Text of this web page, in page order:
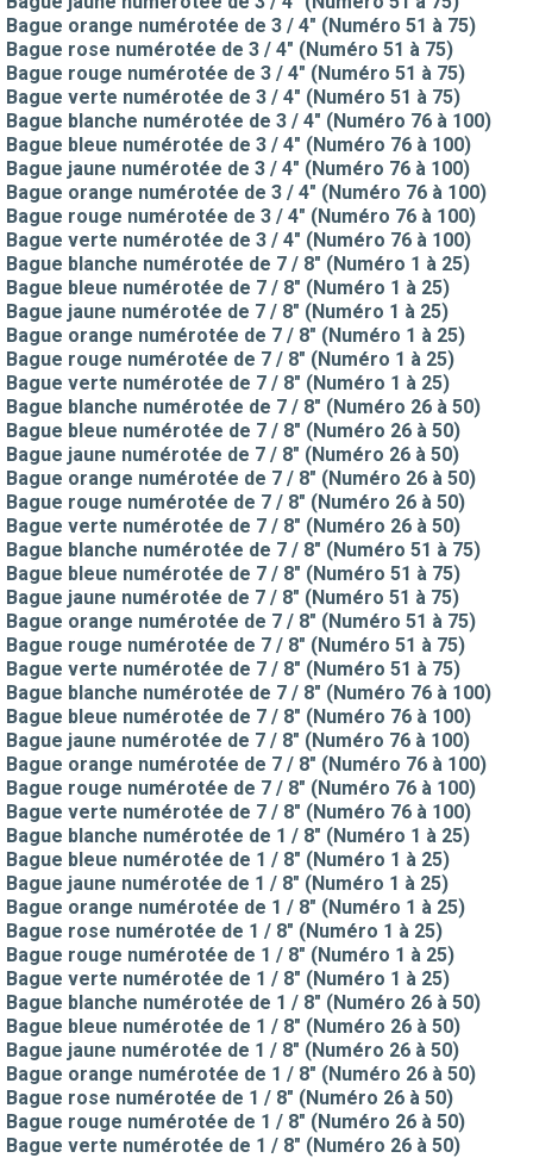
Bague orange numérotée de 3 / 4" (Numéro 51 à 75)
Bague rose numérotée de 3 / 4" (Numéro 51 à 75)
Bague rouge numérotée de 3 / 4" (Numéro 51 à 75)
Bague verte numérotée de 3 / 4" (Numéro 51 à 75)
Bague blanche numérotée de 3 / 4" (Numéro 76 à 100)
Bague bleue numérotée de 3 / 4" (Numéro 76 à 100)
Bague jaune numérotée de 3 / 4" (Numéro 76 à 100)
Bague orange numérotée de 3 / 4" (Numéro 76 à 100)
Bague rouge numérotée de 3 / 4" (Numéro 76 à 100)
Bague verte numérotée de 3 / 4" (Numéro 76 à 100)
Bague blanche numérotée de 7 / 8" (Numéro 1 à 25)
Bague bleue numérotée de 7 / 8" (Numéro 1 à 25)
Bague jaune numérotée de 7 / 8" (Numéro 1 à 25)
Bague orange numérotée de 7 / 8" (Numéro 1 à 25)
Bague rouge numérotée de 7 / 8" (Numéro 1 à 25)
Bague verte numérotée de 7 / 8" (Numéro 1 à 25)
Bague blanche numérotée de 7 / 8" (Numéro 26 à 50)
Bague bleue numérotée de 7 / 8" (Numéro 26 à 50)
Bague jaune numérotée de 7 / 8" (Numéro 26 à 50)
Bague orange numérotée de 7 / 8" (Numéro 26 à 50)
Bague rouge numérotée de 7 / 8" (Numéro 26 à 50)
Bague verte numérotée de 7 / 8" (Numéro 26 à 50)
Bague blanche numérotée de 7 / 8" (Numéro 51 à 75)
Bague bleue numérotée de 7 / 8" (Numéro 51 à 75)
Bague jaune numérotée de 7 / 8" (Numéro 51 à 75)
Bague orange numérotée de 7 / 8" (Numéro 51 à 75)
Bague rouge numérotée de 7 / 8" (Numéro 51 à 75)
Bague verte numérotée de 7 / 8" (Numéro 51 à 75)
Bague blanche numérotée de 7 / 8" (Numéro 76 à 100)
Bague bleue numérotée de 7 / 8" (Numéro 76 à 100)
Bague jaune numérotée de 7 / 8" (Numéro 76 à 100)
Bague orange numérotée de 7 / 8" (Numéro 76 à 100)
Bague rouge numérotée de 7 / 8" (Numéro 76 à 100)
Bague verte numérotée de 7 / 8" (Numéro 76 à 100)
Bague blanche numérotée de 1 / 8" (Numéro 1 à 25)
Bague bleue numérotée de 1 / 8" (Numéro 1 à 25)
Bague jaune numérotée de 1 / 8" (Numéro 1 à 25)
Bague orange numérotée de 1 / 8" (Numéro 1 à 25)
Bague rose numérotée de 1 / 8" (Numéro 1 à 25)
Bague rouge numérotée de 1 / 8" (Numéro 1 à 25)
Bague verte numérotée de 1 / 8" (Numéro 1 à 25)
Bague blanche numérotée de 1 / 8" (Numéro 26 à 50)
Bague bleue numérotée de 1 / 8" (Numéro 26 à 50)
Bague jaune numérotée de 1 / 8" (Numéro 26 à 50)
Bague orange numérotée de 1 / 8" (Numéro 26 à 50)
Bague rose numérotée de 1 / 8" (Numéro 26 à 50)
Bague rouge numérotée de 1 / 8" (Numéro 26 à 50)
Bague verte numérotée de 1 / 8" (Numéro 26 à 50)